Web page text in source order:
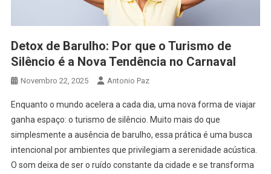
Detox de Barulho: Por que o Turismo de
Silêncio é a Nova Tendência no Carnaval
Novembro 22, 2025 Antonio Paz
Enquanto o mundo acelera a cada dia, uma nova forma de viajar
ganha espaço: o turismo de silêncio. Muito mais do que
simplesmente a ausência de barulho, essa prática é uma busca
intencional por ambientes que privilegiam a serenidade acústica.
O som deixa de ser o ruído constante da cidade e se transforma